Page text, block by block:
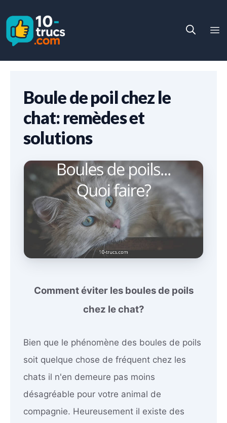
contenu
Boule de poil chez le
chat: remèdes et
solutions
Comment éviter les boules de poils
chez le chat?
Bien que le phénomène des boules de poils
soit quelque chose de fréquent chez les
chats il n'en demeure pas moins
désagréable pour votre animal de
compagnie. Heureusement il existe des